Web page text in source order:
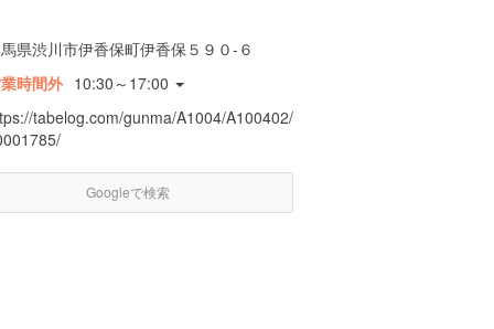
県渋川市伊香保町伊香保５９０-６
時間外 10:30～17:00
tabelog.com/gunma/A1004/A100402/
Googleで検索